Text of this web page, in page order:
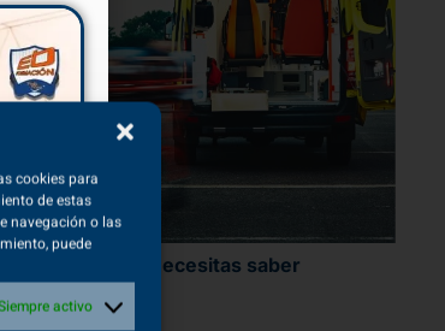
cookies para
de estas
navegación o las
puede
activo
– Todo lo que necesitas saber
26/02/2020